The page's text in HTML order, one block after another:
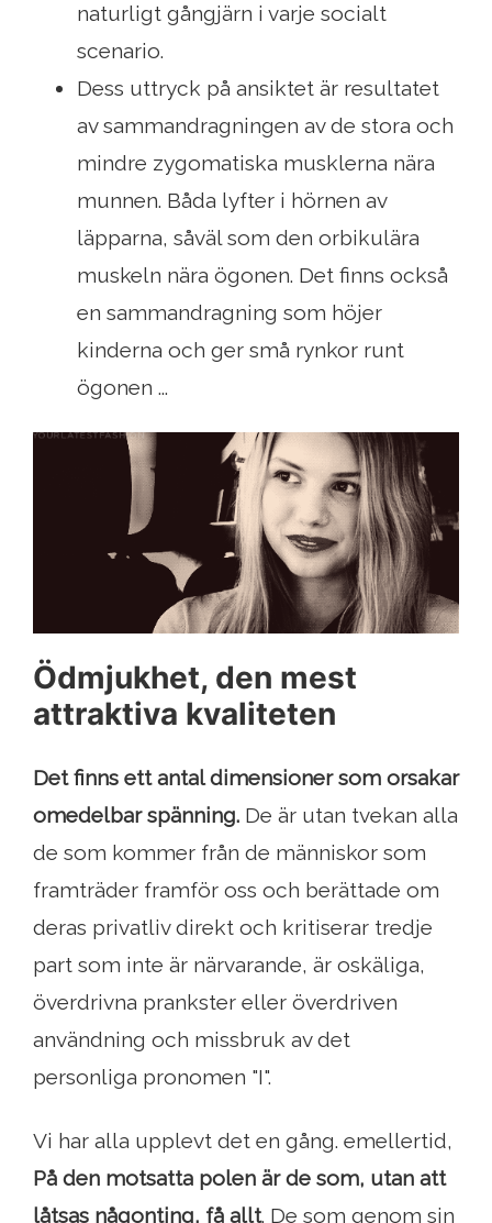
naturligt gångjärn i varje socialt
scenario.
Dess uttryck på ansiktet är resultatet
av sammandragningen av de stora och
mindre zygomatiska musklerna nära
munnen. Båda lyfter i hörnen av
läpparna, såväl som den orbikulära
muskeln nära ögonen. Det finns också
en sammandragning som höjer
kinderna och ger små rynkor runt
ögonen ...
Ödmjukhet, den mest
attraktiva kvaliteten
Det finns ett antal dimensioner som orsakar
omedelbar spänning. De är utan tvekan alla
de som kommer från de människor som
framträder framför oss och berättade om
deras privatliv direkt och kritiserar tredje
part som inte är närvarande, är oskäliga,
överdrivna prankster eller överdriven
användning och missbruk av det
personliga pronomen "I".
Vi har alla upplevt det en gång. emellertid,
På den motsatta polen är de som, utan att
låtsas någonting, få allt. De som genom sin